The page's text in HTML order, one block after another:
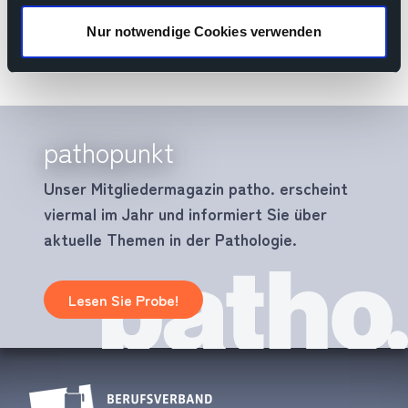
Nur notwendige Cookies verwenden
pathopunkt
Unser Mitgliedermagazin patho. erscheint
viermal im Jahr und informiert Sie über
aktuelle Themen in der Pathologie.
Lesen Sie Probe!